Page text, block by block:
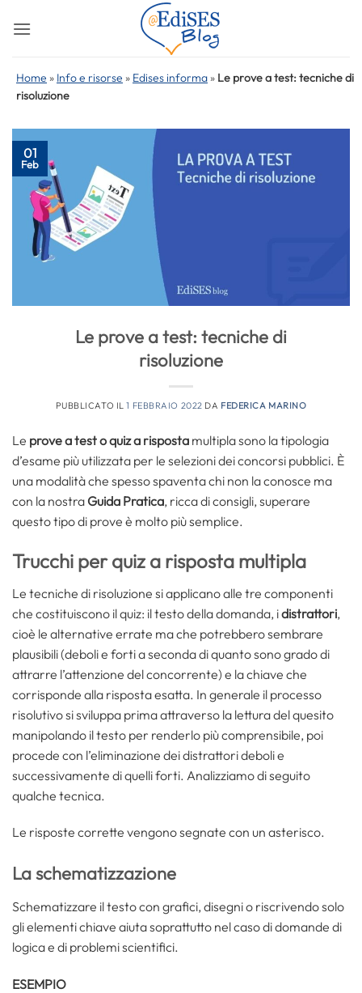
Home » Info e risorse » Edises informa » Le prove a test: tecniche di
risoluzione
01
Feb
Le prove a test: tecniche di
risoluzione
PUBBLICATO IL1 FEBBRAIO 2022 DA FEDERICA MARINO
Le prove a test o quiz a risposta multipla sono la tipologia
d’esame più utilizzata per le selezioni dei concorsi pubblici. È
una modalità che spesso spaventa chi non la conosce ma
con la nostra Guida Pratica, ricca di consigli, superare
questo tipo di prove è molto più semplice.
Trucchi per quiz a risposta multipla
Le tecniche di risoluzione si applicano alle tre componenti
che costituiscono il quiz: il testo della domanda, idistrattori,
cioè le alternative errate ma che potrebbero sembrare
plausibili (deboli e forti a seconda di quanto sono grado di
attrarre l’attenzione del concorrente) e la chiave che
corrisponde alla risposta esatta. In generale il processo
risolutivo si sviluppa prima attraverso la lettura del quesito
manipolando il testo per renderlo più comprensibile, poi
procede con l’eliminazione dei distrattori deboli e
successivamente di quelli forti. Analizziamo di seguito
qualche tecnica.
Le risposte corrette vengono segnate con un asterisco.
La schematizzazione
Schematizzare il testo con grafici, disegni o riscrivendo solo
gli elementi chiave aiuta soprattutto nel caso di domande di
logica e di problemi scientifici.
ESEMPIO